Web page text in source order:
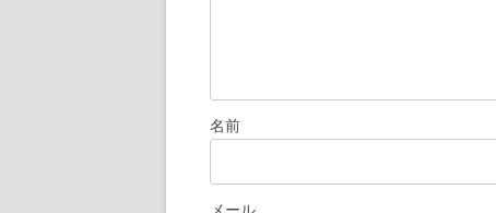
名前